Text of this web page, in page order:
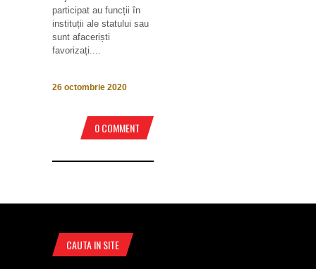
participat au funcții în
instituții ale statului sau
sunt afaceriști
favorizați....
26 octombrie 2020
0 COMMENT
CAUTA IN SITE